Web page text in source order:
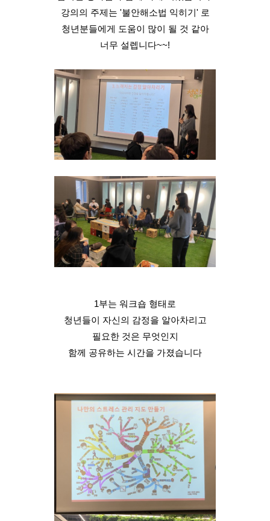
강의의 주제는 '불안해소법 익히기' 로
청년분들에게 도움이 많이 될 것 같아
너무 설렙니다~~!
1부는 워크숍 형태로
청년들이 자신의 감정을 알아차리고
필요한 것은 무엇인지
함께 공유하는 시간을 가졌습니다